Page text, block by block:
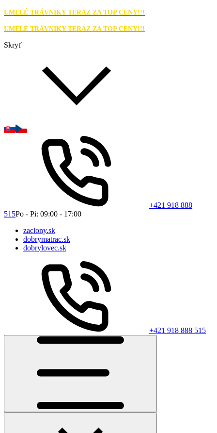
UMELÉ TRÁVNIKY TERAZ ZA TOP CENY!!!
UMELÉ TRÁVNIKY TERAZ ZA TOP CENY!!!
Skryť
+421 918 888
515Po - Pi: 09:00 - 17:00
zaclony.sk
dobrymatrac.sk
dobrylovec.sk
+421 918 888 515